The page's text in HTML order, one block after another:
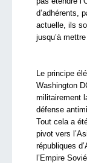
d’adhérents,
actuelle, ils
jusqu’à
Le principe
Washington
militairement
défense
Tout cela a
pivot vers
républiques
l’Empire